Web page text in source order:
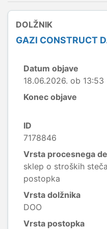
DOLŽNIK
GAZI CONSTRUCT
Datum objave
18.06.2026. ob 13:53
Konec objave
ID
7178846
Vrsta procesnega
sklep o stroških
postopka
Vrsta dolžnika
DOO
Vrsta postopka